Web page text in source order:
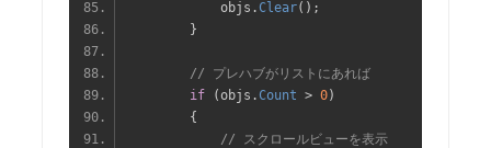
            objs
.Clear();
}
// プレハブがリストにあれば
if
(objs .Count > 0)
{
// スクロールビューを表示